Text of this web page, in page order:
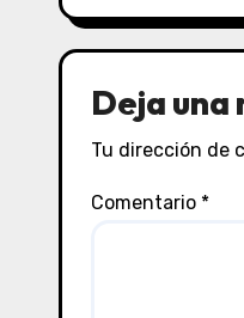
Deja una
Tu dirección de
Comentario *